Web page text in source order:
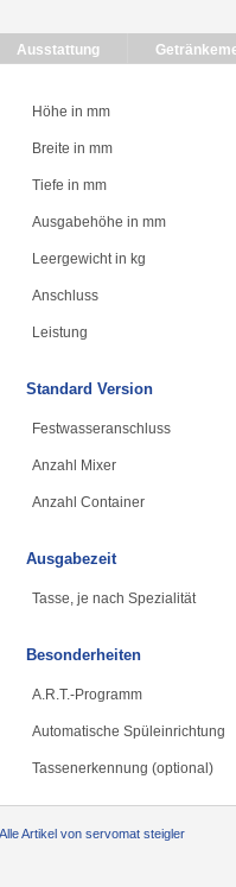
Ausstattung
Höhe in mm
Breite in mm
Tiefe in mm
Ausgabehöhe in mm
Leergewicht in kg
Anschluss
Leistung
Standard Version
Festwasseranschluss
Anzahl Mixer
Anzahl Container
Ausgabezeit
Tasse, je nach Spezialität
Besonderheiten
A.R.T.-Programm
Automatische Spüleinrichtung
Tassenerkennung (optional)
Artikel von servomat steigler